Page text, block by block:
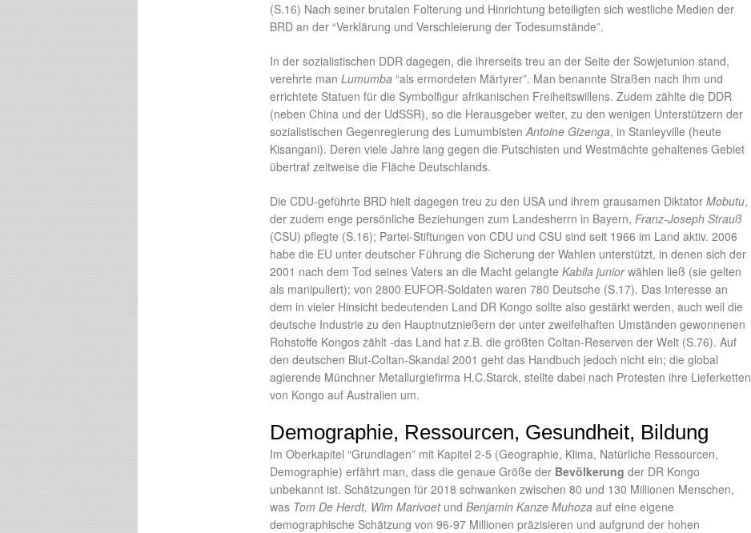
(S.16) Nach seiner brutalen Folterung und Hinrichtung beteiligten sich westliche Medien der
BRD an der “Verklärung und Verschleierung der Todesumstände”.
In der sozialistischen DDR dagegen, die ihrerseits treu an der Seite der Sowjetunion stand,
verehrte man Lumumba “als ermordeten Märtyrer”. Man benannte Straßen nach ihm und
errichtete Statuen für die Symbolfigur afrikanischen Freiheitswillens. Zudem zählte die DDR
(neben China und der UdSSR), so die Herausgeber weiter, zu den wenigen Unterstützern der
sozialistischen Gegenregierung des LumumbistenAntoine Gizenga, in Stanleyville (heute
Kisangani). Deren viele Jahre lang gegen die Putschisten und Westmächte gehaltenes Gebiet
übertraf zeitweise die Fläche Deutschlands.
Die CDU-geführte BRD hielt dagegen treu zu den USA und ihrem grausamen Diktator Mobutu,
der zudem enge persönliche Beziehungen zum Landesherrn in Bayern, Franz-Joseph Strauß
(CSU) pflegte (S.16); Partei-Stiftungen von CDU und CSU sind seit 1966 im Land aktiv. 2006
habe die EU unter deutscher Führung die Sicherung der Wahlen unterstützt, in denen sich der
2001 nach dem Tod seines Vaters an die Macht gelangte Kabila juniorwählen ließ (sie gelten
als manipuliert); von 2800 EUFOR-Soldaten waren 780 Deutsche (S.17). Das Interesse an
dem in vieler Hinsicht bedeutenden Land DR Kongo sollte also gestärkt werden, auch weil die
deutsche Industrie zu den Hauptnutznießern der unter zweifelhaften Umständen gewonnenen
Rohstoffe Kongos zählt -das Land hat z.B. die größten Coltan-Reserven der Welt (S.76). Auf
den deutschen Blut-Coltan-Skandal 2001 geht das Handbuch jedoch nicht ein; die global
agierende Münchner Metallurgiefirma H.C.Starck, stellte dabei nach Protesten ihre Lieferketten
von Kongo auf Australien um.
Demographie, Ressourcen, Gesundheit, Bildung
Im Oberkapitel “Grundlagen” mit Kapitel 2-5 (Geographie, Klima, Natürliche Ressourcen,
Demographie) erfährt man, dass die genaue Größe der Bevölkerung der DR Kongo
unbekannt ist. Schätzungen für 2018 schwanken zwischen 80 und 130 Millionen Menschen,
was Tom De Herdt, Wim Marivoet und Benjamin Kanze Muhoza auf eine eigene
demographische Schätzung von 96-97 Millionen präzisieren und aufgrund der hohen